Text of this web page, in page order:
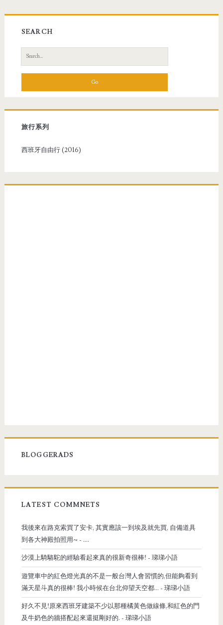
SEARCH
e
r
h
f
r
旅行系列
西班牙自由行 (2016)
BLOGGERADS
LATEST COMMNETS
我後來在路克索買了安卡, 其實應該一到埃及就先買, 自備道具
到各大神殿拍照用~ - ....
沙漠上騎駱駝的經驗看起來真的很新奇很棒! - 珶珶小語
遊覽車中的紅色燈光真的不是一般台灣人會習慣的,但能夠看到
滿天星斗真的很棒! 我小時候在台北仰望天空都... - 珶珶小語
好久不見!原來西班牙建築不少以那種橘黃色做線條,和紅色的門
及牛奶色的牆搭配起來還挺剛好的. - 珶珶小語